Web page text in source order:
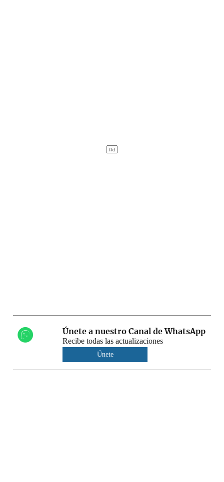
Únete a nuestro Canal de WhatsApp
Recibe todas las actualizaciones
Únete